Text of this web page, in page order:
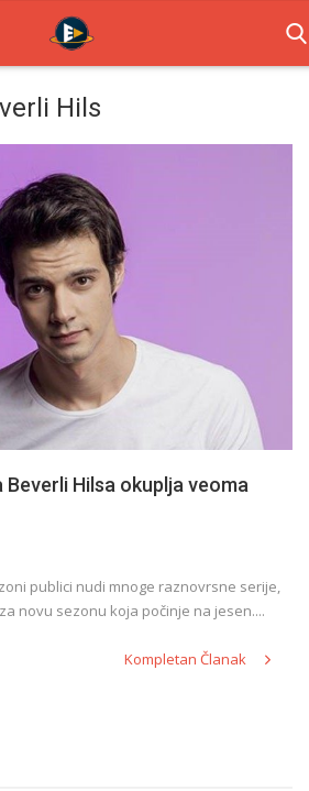
Hils
Hilsa okuplja veoma
publici nudi mnoge raznovrsne serije,
novu sezonu koja počinje na jesen....
Kompletan Članak